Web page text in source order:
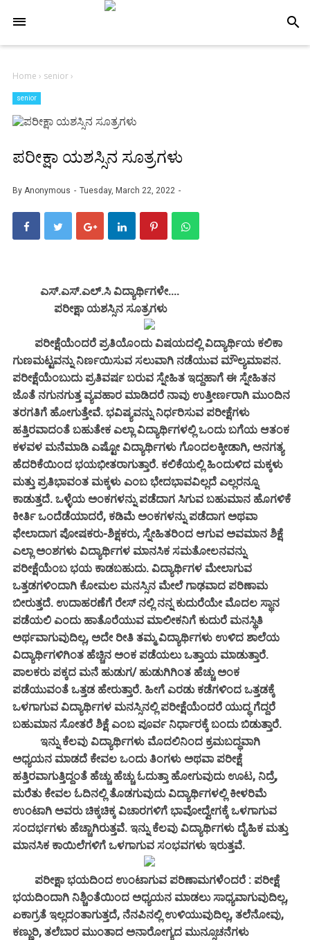
search
Home › senior›
senior
ಪರೀಕ್ಷಾ ಯಶಸ್ಸಿನ ಸೂತ್ರಗಳು
By Anonymous Tuesday, March 22, 2022
ಎಸ್.ಎಸ್.ಎಲ್.ಸಿ ವಿದ್ಯಾರ್ಥಿಗಳೇ....
ಪರೀಕ್ಷಾ ಯಶಸ್ಸಿನ ಸೂತ್ರಗಳು
ಪರೀಕ್ಷೆಯೆಂದರೆ ಪ್ರತಿಯೊಂದು ವಿಷಯದಲ್ಲಿ ವಿದ್ಯಾರ್ಥಿಯ ಕಲಿಕಾ
ಗುಣಮಟ್ಟವನ್ನು ನಿರ್ಣಯಿಸುವ ಸಲುವಾಗಿ ನಡೆಯುವ ಮೌಲ್ಯಮಾಪನ.
ಪರೀಕ್ಷೆಯೆಂಬುದು ಪ್ರತಿವರ್ಷ ಬರುವ ಸ್ನೇಹಿತ ಇದ್ದಹಾಗೆ ಈ ಸ್ನೇಹಿತನ
ಜೊತೆ ನಗುನಗುತ್ತ ವ್ಯವಹಾರ ಮಾಡಿದರೆ ನಾವು ಉತ್ತೀರ್ಣರಾಗಿ ಮುಂದಿನ
ತರಗತಿಗೆ ಹೋಗುತ್ತೇವೆ. ಭವಿಷ್ಯವನ್ನು ನಿರ್ಧರಿಸುವ ಪರೀಕ್ಷೆಗಳು
ಹತ್ತಿರವಾದಂತೆ ಬಹುತೇಕ ಎಲ್ಲಾ ವಿದ್ಯಾರ್ಥಿಗಳಲ್ಲಿ ಒಂದು ಬಗೆಯ ಆತಂಕ
ಕಳವಳ ಮನೆಮಾಡಿ ಎಷ್ಟೋ ವಿದ್ಯಾರ್ಥಿಗಳು ಗೊಂದಲಕ್ಕೀಡಾಗಿ, ಅನಗತ್ಯ
ಹೆದರಿಕೆಯಿಂದ ಭಯಭೀತರಾಗುತ್ತಾರೆ. ಕಲಿಕೆಯಲ್ಲಿ ಹಿಂದುಳಿದ ಮಕ್ಕಳು
ಮತ್ತು ಪ್ರತಿಭಾವಂತ ಮಕ್ಕಳು ಎಂಬ ಭೇದಭಾವವಿಲ್ಲದೆ ಎಲ್ಲರನ್ನೂ
ಕಾಡುತ್ತದೆ. ಒಳ್ಳೆಯ ಅಂಕಗಳನ್ನು ಪಡೆದಾಗ ಸಿಗುವ ಬಹುಮಾನ ಹೊಗಳಿಕೆ
ಕೀರ್ತಿ ಒಂದೆಡೆಯಾದರೆ, ಕಡಿಮೆ ಅಂಕಗಳನ್ನು ಪಡೆದಾಗ ಅಥವಾ
ಫೇಲಾದಾಗ ಪೋಷಕರು-ಶಿಕ್ಷಕರು, ಸ್ನೇಹಿತರಿಂದ ಆಗುವ ಅವಮಾನ ಶಿಕ್ಷೆ
ಎಲ್ಲಾ ಅಂಶಗಳು ವಿದ್ಯಾರ್ಥಿಗಳ ಮಾನಸಿಕ ಸಮತೋಲನವನ್ನು
ಪರೀಕ್ಷೆಯೆಂಬ ಭಯ ಕಾಡಬಹುದು. ವಿದ್ಯಾರ್ಥಿಗಳ ಮೇಲಾಗುವ
ಒತ್ತಡಗಳಿಂದಾಗಿ ಕೋಮಲ ಮನಸ್ಸಿನ ಮೇಲೆ ಗಾಢವಾದ ಪರಿಣಾಮ
ಬೀರುತ್ತದೆ. ಉದಾಹರಣೆಗೆ ರೇಸ್ ನಲ್ಲಿ ನನ್ನ ಕುದುರೆಯೇ ಮೊದಲ ಸ್ಥಾನ
ಪಡೆಯಲಿ ಎಂದು ಹಾತೊರೆಯುವ ಮಾಲೀಕನಿಗೆ ಕುದುರೆ ಮನಸ್ಥಿತಿ
ಅರ್ಥವಾಗುವುದಿಲ್ಲ, ಅದೇ ರೀತಿ ತಮ್ಮ ವಿದ್ಯಾರ್ಥಿಗಳು ಉಳಿದ ಶಾಲೆಯ
ವಿದ್ಯಾರ್ಥಿಗಳಿಗಿಂತ ಹೆಚ್ಚಿನ ಅಂಕ ಪಡೆಯಲು ಒತ್ತಾಯ ಮಾಡುತ್ತಾರೆ.
ಪಾಲಕರು ಪಕ್ಕದ ಮನೆ ಹುಡುಗ/ ಹುಡುಗಿಗಿಂತ ಹೆಚ್ಚು ಅಂಕ
ಪಡೆಯುವಂತೆ ಒತ್ತಡ ಹೇರುತ್ತಾರೆ. ಹೀಗೆ ಎರಡು ಕಡೆಗಳಿಂದ ಒತ್ತಡಕ್ಕೆ
ಒಳಗಾಗುವ ವಿದ್ಯಾರ್ಥಿಗಳ ಮನಸ್ಸಿನಲ್ಲಿ ಪರೀಕ್ಷೆಯೆಂದರೆ ಯುದ್ಧ ಗೆದ್ದರೆ
ಬಹುಮಾನ ಸೋತರೆ ಶಿಕ್ಷೆ ಎಂಬ ಪೂರ್ವ ನಿರ್ಧಾರಕ್ಕೆ ಬಂದು ಬಿಡುತ್ತಾರೆ.
ಇನ್ನು ಕೆಲವು ವಿದ್ಯಾರ್ಥಿಗಳು ಮೊದಲಿನಿಂದ ಕ್ರಮಬದ್ಧವಾಗಿ
ಅಧ್ಯಯನ ಮಾಡದೆ ಕೇವಲ ಒಂದು ತಿಂಗಳು ಅಥವಾ ಪರೀಕ್ಷೆ
ಹತ್ತಿರವಾಗುತ್ತಿದ್ದಂತೆ ಹೆಚ್ಚು ಹೆಚ್ಚು ಓದುತ್ತಾ ಹೋಗುವುದು ಊಟ, ನಿದ್ರೆ,
ಮರೆತು ಕೇವಲ ಓದಿನಲ್ಲಿ ತೊಡಗುವುದು ವಿದ್ಯಾರ್ಥಿಗಳಲ್ಲಿ ಕೀಳರಿಮೆ
ಉಂಟಾಗಿ ಅವರು ಚಿಕ್ಕಚಿಕ್ಕ ವಿಚಾರಗಳಿಗೆ ಭಾವೋದ್ವೇಗಕ್ಕೆ ಒಳಗಾಗುವ
ಸಂದರ್ಭಗಳು ಹೆಚ್ಚಾಗಿರುತ್ತವೆ. ಇನ್ನು ಕೆಲವು ವಿದ್ಯಾರ್ಥಿಗಳು ದೈಹಿಕ ಮತ್ತು
ಮಾನಸಿಕ ಕಾಯಿಲೆಗಳಿಗೆ ಒಳಗಾಗುವ ಸಂಭವಗಳು ಇರುತ್ತವೆ.
ಪರೀಕ್ಷಾ ಭಯದಿಂದ ಉಂಟಾಗುವ ಪರಿಣಾಮಗಳೆಂದರೆ : ಪರೀಕ್ಷೆ
ಭಯದಿಂದಾಗಿ ನಿಶ್ಚಿಂತೆಯಿಂದ ಅಧ್ಯಯನ ಮಾಡಲು ಸಾಧ್ಯವಾಗುವುದಿಲ್ಲ,
ಏಕಾಗ್ರತೆ ಇಲ್ಲದಂತಾಗುತ್ತದೆ, ನೆನಪಿನಲ್ಲಿ ಉಳಿಯುವುದಿಲ್ಲ, ತಲೆನೋವು,
ಕಣ್ಣುರಿ, ತಲೆಬಾರ ಮುಂತಾದ ಅನಾರೋಗ್ಯದ ಮುನ್ಸೂಚನೆಗಳು